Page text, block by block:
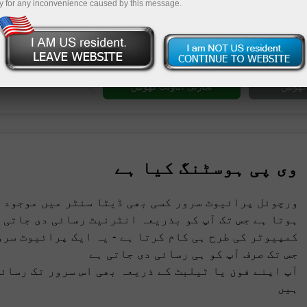
ڈیمو اکاؤنٹ
وی پی ہوسٹنگ کیا ہے
ورچوئل پرائیوٹ سرور کسی بھی ڈیٹا سنٹر میں موجود
ہوتا ہے جس تک آپ کو بذریعہ انٹرنیٹ رسائی دی
کمپیوٹر کی طرح ہی کام کرتا ہے - یہ ایک پرائیوٹ
جس تک صرف آپ کو ہی رسائی دی جاتی ہے
آپ اپنے فون یا ٹیلبٹ کے ذریعہ بھی اس سرور تک
ہیں
for any inconvenience caused by this message.